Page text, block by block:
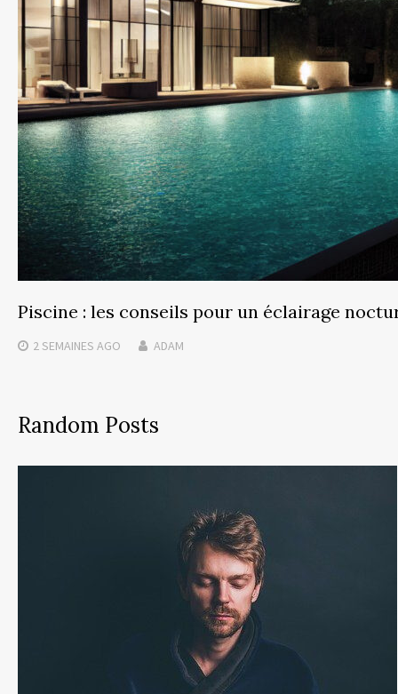
Piscine : les conseils pour un éclairage
2 SEMAINES AGO ADAM
Random Posts